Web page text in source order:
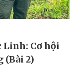
Linh: Cơ hội
(Bài 2)